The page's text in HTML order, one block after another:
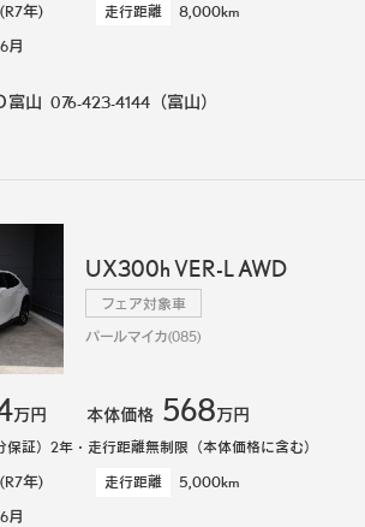
年) 走行距離 8,000km
月
富山 076-423-4144（富山）
UX300h VER-L AWD
フェア対象車
パールマイカ(085)
万円 本体価格 568万円
証）2年・走行距離無制限（本体価格に含む）
年) 走行距離 5,000km
月